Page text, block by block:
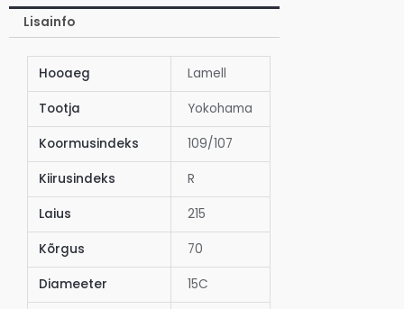
Lisainfo
Hooaeg Lamell
Tootja Yokohama
Koormusindeks 109/107
Kiirusindeks R
Laius 215
Kõrgus 70
Diameeter 15C